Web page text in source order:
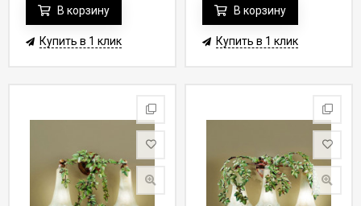
В корзину
Купить в 1 клик
В корзину
Купить в 1 клик